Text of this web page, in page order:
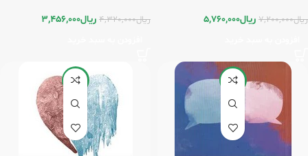
ریال7,200,000 ریال5,760,000 ریال4,320,000 ریال3,456,000
-20%
-20%